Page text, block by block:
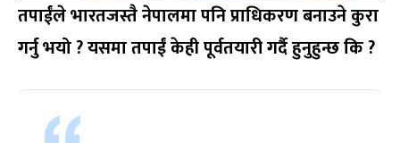
तपाईंले भारतजस्तै नेपालमा पनि प्राधिकरण बनाउने कुरा
गर्नु भयो ? यसमा तपाईं केही पूर्वतयारी गर्दै हुनुहुन्छ कि ?